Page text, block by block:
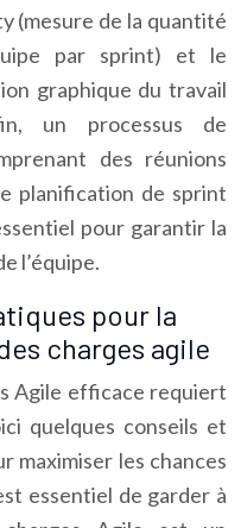
(mesure de la quantité
par sprint) et le
graphique du travail
un processus de
des réunions
planification de sprint
pour garantir la
l’équipe.
pour la
charges agile
Agile efficace requiert
quelques conseils et
maximiser les chances
essentiel de garder à